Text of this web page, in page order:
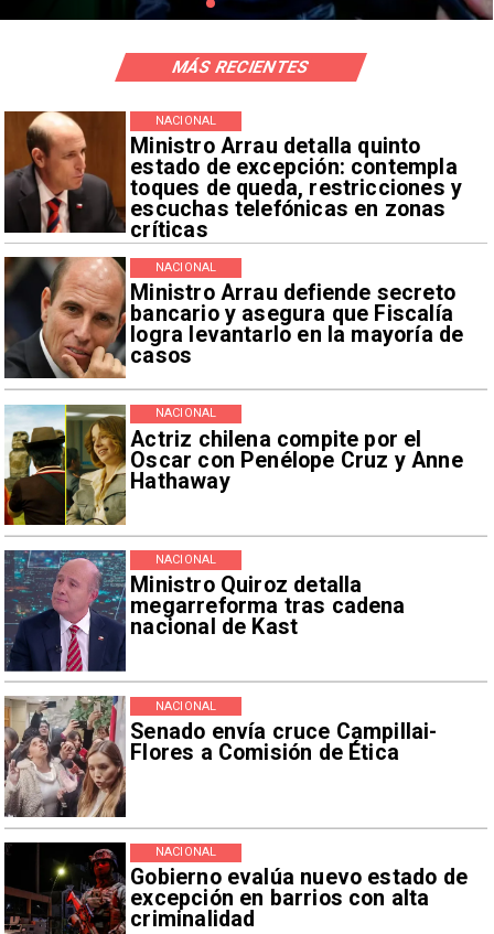
Ministro Arrau detalla quinto
estado de excepción: contempla
toques de queda, restricciones y
escuchas telefónicas en zonas
críticas
NACIONAL
Ministro Arrau defiende secreto
bancario y asegura que Fiscalía
logra levantarlo en la mayoría de
casos
NACIONAL
Actriz chilena compite por el
Oscar con Penélope Cruz y Anne
Hathaway
NACIONAL
Ministro Quiroz detalla
megarreforma tras cadena
nacional de Kast
NACIONAL
Senado envía cruce Campillai-
Flores a Comisión de Ética
NACIONAL
Gobierno evalúa nuevo estado de
excepción en barrios con alta
criminalidad
NACIONAL
MÁS RECIENTES